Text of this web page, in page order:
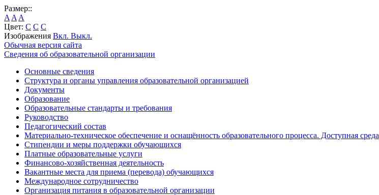
Размер::
A A A
Цвет: C C C
Изображения Вкл. Выкл.
Обычная версия сайта
Сведения об образовательной организации
Основные сведения
Структура и органы управления образовательной организацией
Документы
Образование
Образовательные стандарты и требования
Руководство
Педагогический состав
Материально-техническое обеспечение и оснащённость образовательного процесса. Доступная среда
Стипендии и меры поддержки обучающихся
Платные образовательные услуги
Финансово-хозяйственная деятельность
Вакантные места для приема (перевода) обучающихся
Международное сотрудничество
Организация питания в образовательной организации